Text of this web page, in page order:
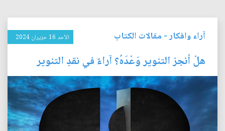
آراء وافكار- مقالات الكتاب الأحد 16 حزيران 2024
هلْ أنجز التنوير وَعْدَهُ؟ آراءٌ في نقدِ التنوير